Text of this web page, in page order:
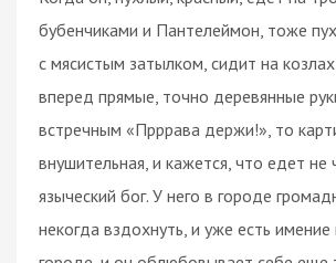
бубенчиками и Пантелеймон, тоже
с мясистым затылком, сидит на
вперед прямые, точно деревянные
встречным «Прррава держи!», то
внушительная, и кажется, что едет не
языческий бог. У него в городе
некогда вздохнуть, и уже есть